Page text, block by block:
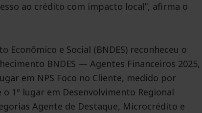
ao crédito com impacto local”, afirma o
Econômico e Social (BNDES) reconheceu o
BNDES — Agentes Financeiros 2025,
em NPS Foco no Cliente, medido por
1º lugar em Desenvolvimento Regional
Agente de Destaque, Microcrédito e